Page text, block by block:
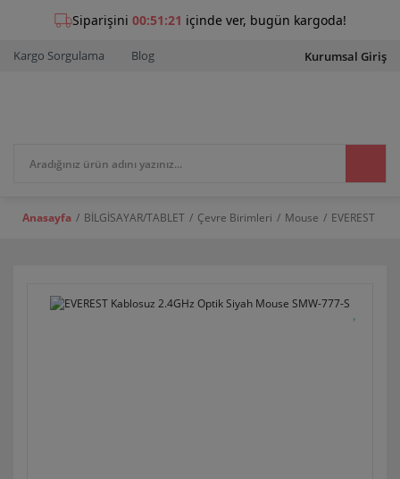
Kargo Sorgulama Blog Kurumsal Giriş
Anasayfa BİLGİSAYAR/TABLET Çevre Birimleri Mouse EVEREST